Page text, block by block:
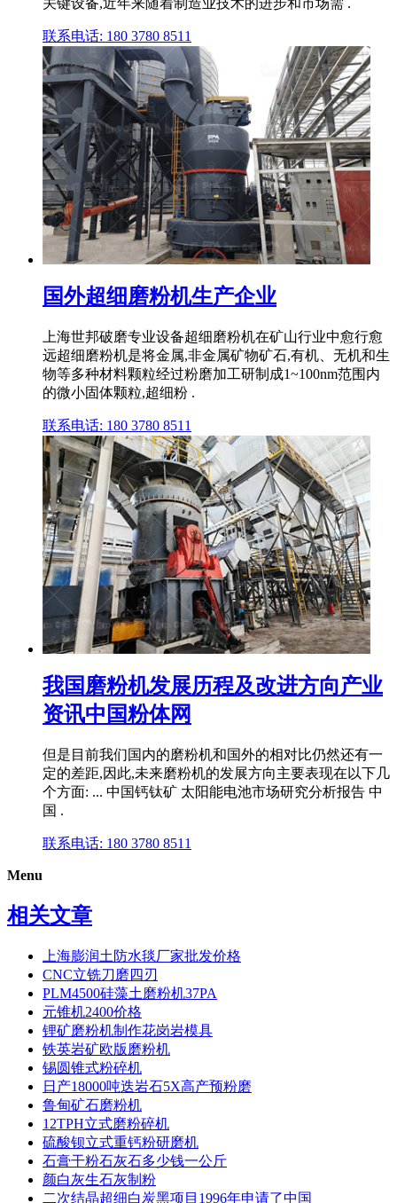
关键设备,近年来随着制造业技术的进步和市场需 .
联系电话: 180 3780 8511
国外超细磨粉机生产企业
上海世邦破磨专业设备超细磨粉机在矿山行业中愈行愈
远超细磨粉机是将金属,非金属矿物矿石,有机、无机和生
物等多种材料颗粒经过粉磨加工研制成1~100nm范围内
的微小固体颗粒,超细粉 .
联系电话: 180 3780 8511
我国磨粉机发展历程及改进方向产业
资讯中国粉体网
但是目前我们国内的磨粉机和国外的相对比仍然还有一
定的差距,因此,未来磨粉机的发展方向主要表现在以下几
个方面: ... 中国钙钛矿 太阳能电池市场研究分析报告 中
国 .
联系电话: 180 3780 8511
Menu
相关文章
上海膨润土防水毯厂家批发价格
CNC立铣刀磨四刃
PLM4500硅藻土磨粉机37PA
元锥机2400价格
锂矿磨粉机制作花岗岩模具
铁英岩矿欧版磨粉机
锡圆锥式粉碎机
日产18000吨迭岩石5X高产预粉磨
鲁甸矿石磨粉机
12TPH立式磨粉碎机
硫酸钡立式重钙粉研磨机
石膏干粉石灰石多少钱一公斤
颜白灰生石灰制粉
二次结晶超细白炭黑项目1996年申请了中国